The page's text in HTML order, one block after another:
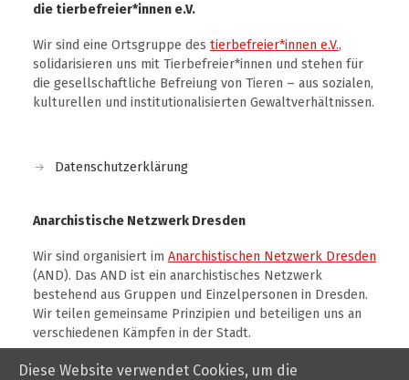
die tierbefreier*innen e.V.
Wir sind eine Ortsgruppe des tierbefreier*innen e.V.,
solidarisieren uns mit Tierbefreier*innen und stehen für
die gesellschaftliche Befreiung von Tieren – aus sozialen,
kulturellen und institutionalisierten Gewaltverhältnissen.
Datenschutzerklärung
Anarchistische Netzwerk Dresden
Wir sind organisiert im Anarchistischen Netzwerk Dresden
(AND). Das AND ist ein anarchistisches Netzwerk
bestehend aus Gruppen und Einzelpersonen in Dresden.
Wir teilen gemeinsame Prinzipien und beteiligen uns an
verschiedenen Kämpfen in der Stadt.
Diese Website verwendet Cookies, um die